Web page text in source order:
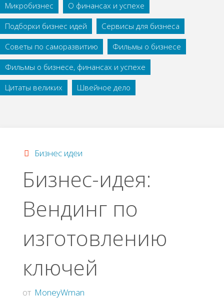
Микробизнес
О финансах и успехе
Подборки бизнес идей
Сервисы для бизнеса
Советы по саморазвитию
Фильмы о бизнесе
Фильмы о бизнесе, финансах и успехе
Цитаты великих
Швейное дело
Бизнес идеи
Бизнес-идея:
Вендинг по
изготовлению
ключей
от MoneyWman